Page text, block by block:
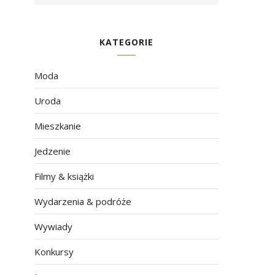
KATEGORIE
Moda
Uroda
Mieszkanie
Jedzenie
Filmy & książki
Wydarzenia & podróże
Wywiady
Konkursy